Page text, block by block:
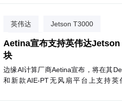
英伟达 Jetson T3000
Aetina
Aetina宣布支持英伟达
块
边缘AI计算厂商Aetina宣布，将在其
和新款AIE-PT无风扇平台上支持英
TFLOPS算力，功耗70W；T2000则